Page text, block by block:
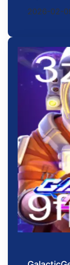
2026-02-